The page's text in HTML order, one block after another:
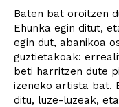
Baten bat oroitzen
Ehunka egin ditut,
egin dut, abanikoa
guztietakoak:
beti harritzen dute
izeneko artista bat.
ditu, luze-luzeak,